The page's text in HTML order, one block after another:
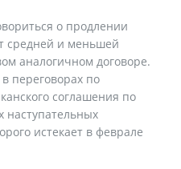
о продлении
средней и меньшей
аналогичном договоре.
переговорах по
соглашения по
наступательных
истекает в феврале